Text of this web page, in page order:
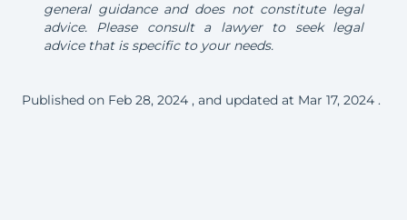
general guidance and does not constitute legal
advice. Please consult a lawyer to seek legal
advice that is specific to your needs.
Published on Feb 28, 2024 , and updated at Mar 17, 2024 .